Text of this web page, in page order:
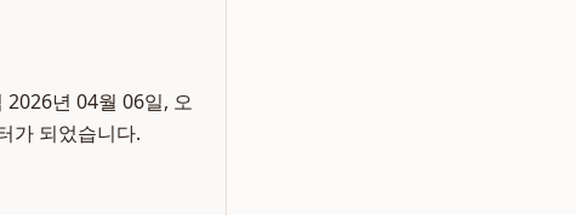
년 04월 06일, 오
가 되었습니다.